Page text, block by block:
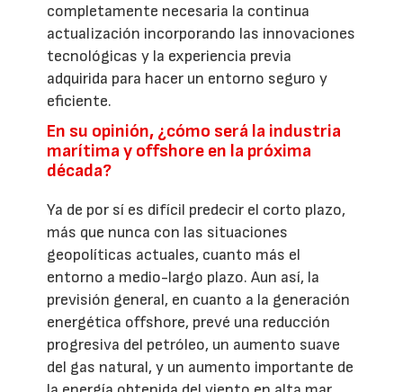
completamente necesaria la continua
actualización incorporando las innovaciones
tecnológicas y la experiencia previa
adquirida para hacer un entorno seguro y
eficiente.
En su opinión, ¿cómo será la industria
marítima y offshore en la próxima
década?
Ya de por sí es difícil predecir el corto plazo,
más que nunca con las situaciones
geopolíticas actuales, cuanto más el
entorno a medio-largo plazo. Aun así, la
previsión general, en cuanto a la generación
energética offshore, prevé una reducción
progresiva del petróleo, un aumento suave
del gas natural, y un aumento importante de